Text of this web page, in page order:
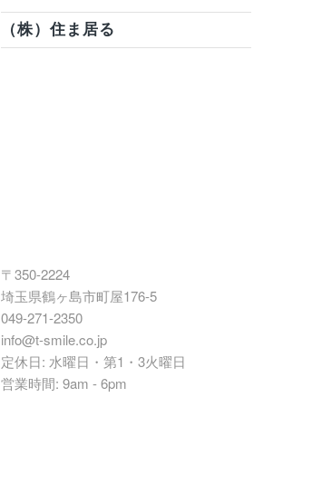
（株）住ま居る
〒350-2224
埼玉県鶴ヶ島市町屋176-5
049-271-2350
info@t-smile.co.jp
定休日: 水曜日・第1・3火曜日
営業時間: 9am - 6pm